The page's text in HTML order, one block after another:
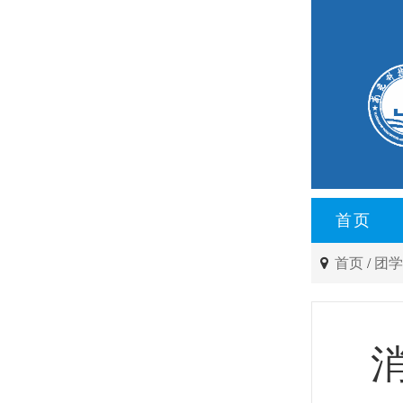
首页
首页 / 团